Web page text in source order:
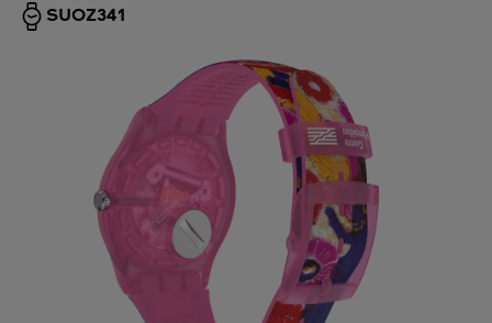
SUOZ341